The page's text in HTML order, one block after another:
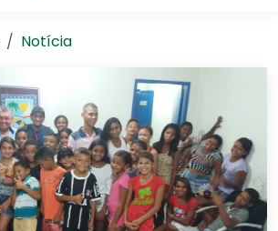
Notícia